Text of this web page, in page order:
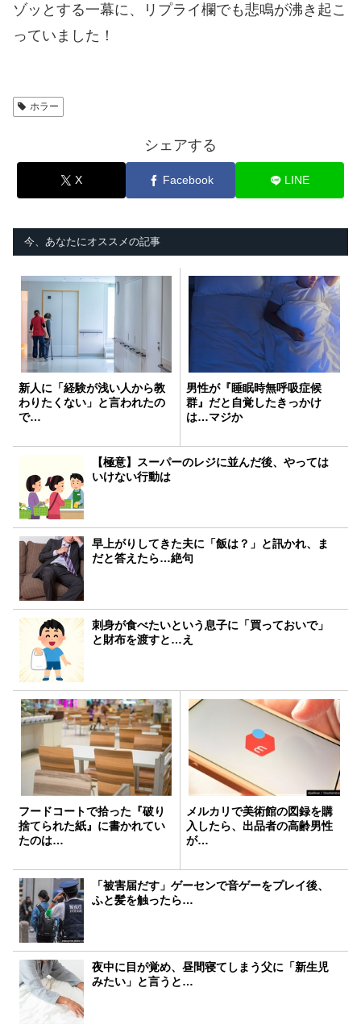
ゾッとする一幕に、リプライ欄でも悲鳴が沸き起こ
っていました！
ホラー
シェアする
X Facebook LINE
今、あなたにオススメの記事
新人に「経験が浅い人から教
わりたくない」と言われたの
で…
男性が『睡眠時無呼吸症候
群』だと自覚したきっかけ
は…マジか
【極意】スーパーのレジに並んだ後、やっては
いけない行動は
早上がりしてきた夫に「飯は？」と訊かれ、ま
だと答えたら…絶句
刺身が食べたいという息子に「買っておいで」
と財布を渡すと…え
フードコートで拾った『破り
捨てられた紙』に書かれてい
たのは…
メルカリで美術館の図録を購
入したら、出品者の高齢男性
が…
「被害届だす」ゲーセンで音ゲーをプレイ後、
ふと髪を触ったら…
夜中に目が覚め、昼間寝てしまう父に「新生児
みたい」と言うと…